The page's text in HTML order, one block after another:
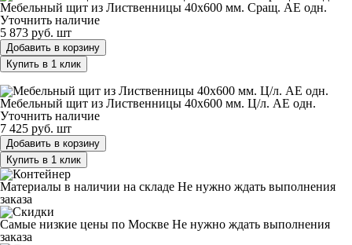
Мебельный щит из Лиственницы 40х600 мм. Cращ. AЕ одн.
Уточнить наличие
5 873 руб. шт
Добавить в корзину
Купить в 1 клик
Мебельный щит из Лиственницы 40х600 мм. Ц/л. AЕ одн.
Уточнить наличие
7 425 руб. шт
Добавить в корзину
Купить в 1 клик
Материалы в наличии на складе Не нужно ждать выполнения
заказа
Самые низкие цены по Москве Не нужно ждать выполнения
заказа